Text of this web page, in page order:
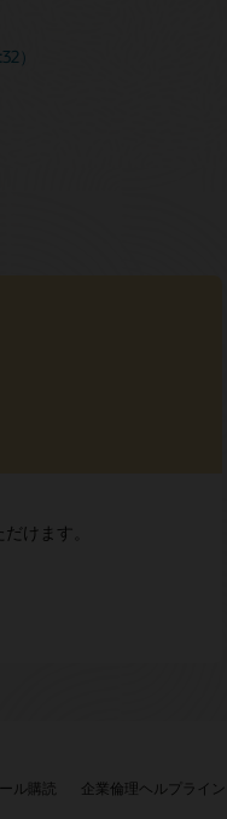
）
けます。
ル購読 企業倫理ヘルプライン